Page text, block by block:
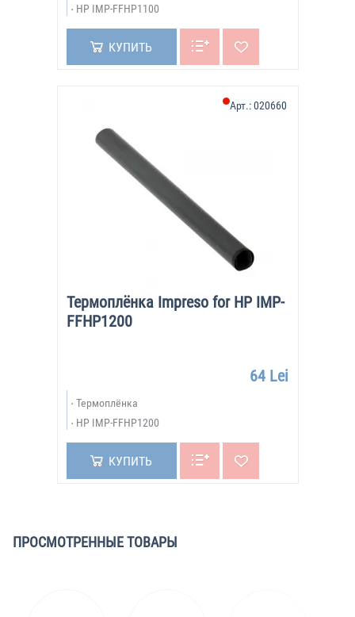
HP IMP-FFHP1100
КУПИТЬ
Термоплёнка Impreso for HP IMP-
FFHP1200
Арт.:020660
64 Lei
Термоплёнка
HP IMP-FFHP1200
КУПИТЬ
ПРОСМОТРЕННЫЕ ТОВАРЫ